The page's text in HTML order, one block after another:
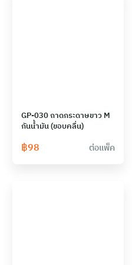
GP-030 ถาดกระดาษขาว M
กันน้ำมัน (ขอบคลื่น)
฿98 ต่อแพ็ค